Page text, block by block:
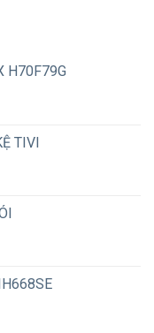
H70F79G
TIVI